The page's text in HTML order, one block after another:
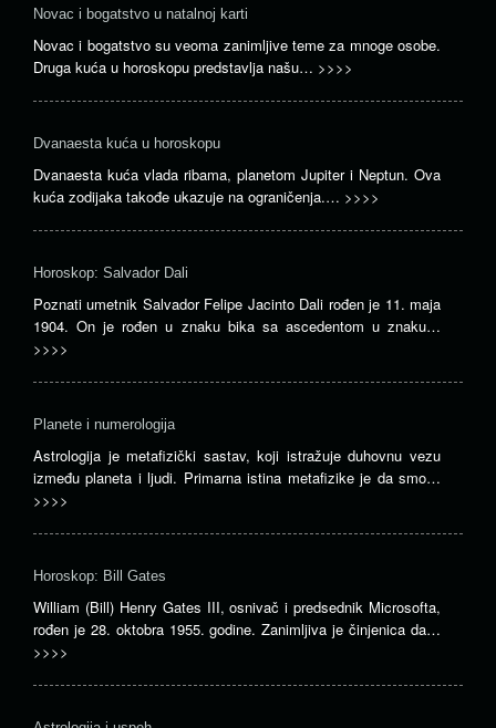
Novac i bogatstvo u natalnoj karti
Novac i bogatstvo su veoma zanimljive teme za mnoge osobe.
Druga kuća u horoskopu predstavlja našu… >>>>
Dvanaesta kuća u horoskopu
Dvanaesta kuća vlada ribama, planetom Jupiter i Neptun. Ova
kuća zodijaka takođe ukazuje na ograničenja.… >>>>
Horoskop: Salvador Dali
Poznati umetnik Salvador Felipe Jacinto Dali rođen je 11. maja
1904. On je rođen u znaku bika sa ascedentom u znaku…
>>>>
Planete i numerologija
Astrologija je metafizički sastav, koji istražuje duhovnu vezu
između planeta i ljudi. Primarna istina metafizike je da smo…
>>>>
Horoskop: Bill Gates
William (Bill) Henry Gates III, osnivač i predsednik Microsofta,
rođen je 28. oktobra 1955. godine. Zanimljiva je činjenica da…
>>>>